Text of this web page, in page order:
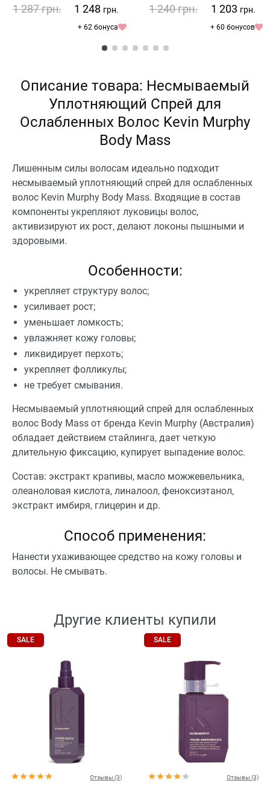
1 287грн. 1 248 грн.
+ 62 бонуса
1 240грн. 1 203 грн.
+ 60 бонусов
Описание товара: Несмываемый
Уплотняющий Спрей для
Ослабленных Волос Kevin Murphy
Body Mass
Лишенным силы волосам идеально подходит
несмываемый уплотняющий спрей для ослабленных
волос Kevin Murphy Body Mass. Входящие в состав
компоненты укрепляют луковицы волос,
активизируют их рост, делают локоны пышными и
здоровыми.
Особенности:
укрепляет структуру волос;
усиливает рост;
уменьшает ломкость;
увлажняет кожу головы;
ликвидирует перхоть;
укрепляет фолликулы;
не требует смывания.
Несмываемый уплотняющий спрей для ослабленных
волос Body Mass от бренда Kevin Murphy (Австралия)
обладает действием стайлинга, дает четкую
длительную фиксацию, купирует выпадение волос.
Состав: экстракт крапивы, масло можжевельника,
олеаноловая кислота, линалоол, феноксиэтанол,
экстракт имбиря, глицерин и др.
Способ применения:
Нанести ухаживающее средство на кожу головы и
волосы. Не смывать.
Другие клиенты купили
SALE
Отзывы (3)
SALE
Отзывы (3)